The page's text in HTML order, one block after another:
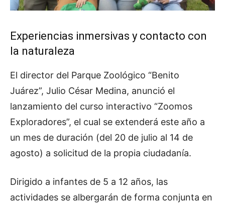
Experiencias inmersivas y contacto con
la naturaleza
El director del Parque Zoológico “Benito
Juárez”, Julio César Medina, anunció el
lanzamiento del curso interactivo “Zoomos
Exploradores”, el cual se extenderá este año a
un mes de duración (del 20 de julio al 14 de
agosto) a solicitud de la propia ciudadanía.
Dirigido a infantes de 5 a 12 años, las
actividades se albergarán de forma conjunta en